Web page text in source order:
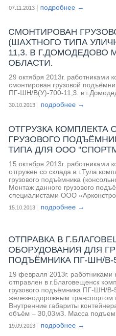
07.11.2013 подробнее →
СМОНТИРОВАН
(ШАХТНОГО ТИПА
11,3. В Г.ДОМОДЕДОВО
ОБЛАСТИ.
29 октября 2013г. работниками
смонтирован грузовой
ПГ-ШН/В(У)-700-11,3. в
30.10.2013 подробнее →
ОТГРУЗКА КОМПЛЕКТА
ГРУЗОВОГО
ТИПА ДЛЯ ООО
15 октября 2013г. работниками
отгружен со склада в г.Тула
грузового подъёмника
Монтаж данного грузового
специалистами ООО
15.10.2013 подробнее →
ОТПРАВКА В
ОБОРУДОВАНИЯ ДЛЯ
ПОДЪЁМНИКА ПГ-ШН/В-
19 февраля 2013г.
отправлен в г.Благовещенск
грузового подъёмника ПГ-ШН/В-
железнодорожным транспортом
Внутренние габариты
объём – 30,03м3. Масса
контейнера в г.Благовещенск -
600руб.
19.09.2013 подробнее →